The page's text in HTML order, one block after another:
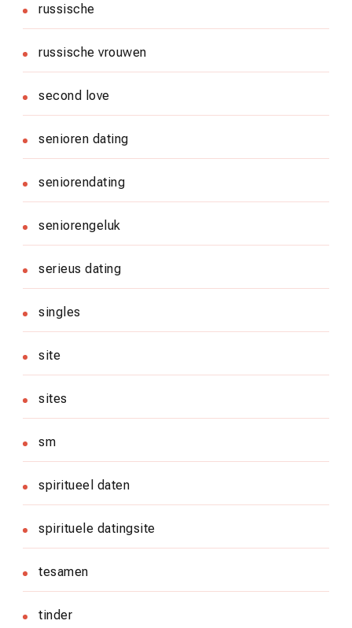
russische
russische vrouwen
second love
senioren dating
seniorendating
seniorengeluk
serieus dating
singles
site
sites
sm
spiritueel daten
spirituele datingsite
tesamen
tinder